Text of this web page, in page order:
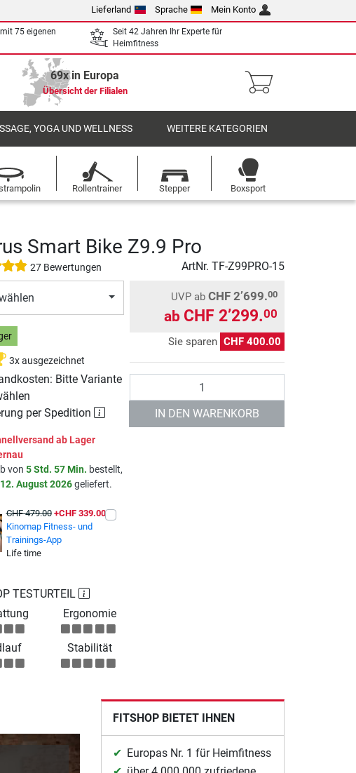
Lieferland Sprache Mein Konto
75 eigenen
Seit 42 Jahren Ihr Experte für
Heimfitness
69x in Europa
Übersicht der Filialen
YOGA UND WELLNESS WEITERE KATEGORIEN
Rollentrainer Stepper Boxsport
Smart Bike Z9.9 Pro
27 Bewertungen ArtNr. TF-Z99PRO-15
3x ausgezeichnet
Bitte Variante
per Spedition
ab Lager
von 5 Std. 57 Min. bestellt,
12. August 2026geliefert.
CHF 479.00 +CHF 339.00
Kinomap Fitness- und
Trainings-App
Life time
UVP ab CHF 2’699.00
ab CHF 2’299.00
Sie sparen CHF 400.00
IN DEN WARENKORB
TESTURTEIL
Ergonomie
Stabilität
FITSHOP BIETET IHNEN
Europas Nr. 1 für Heimfitness